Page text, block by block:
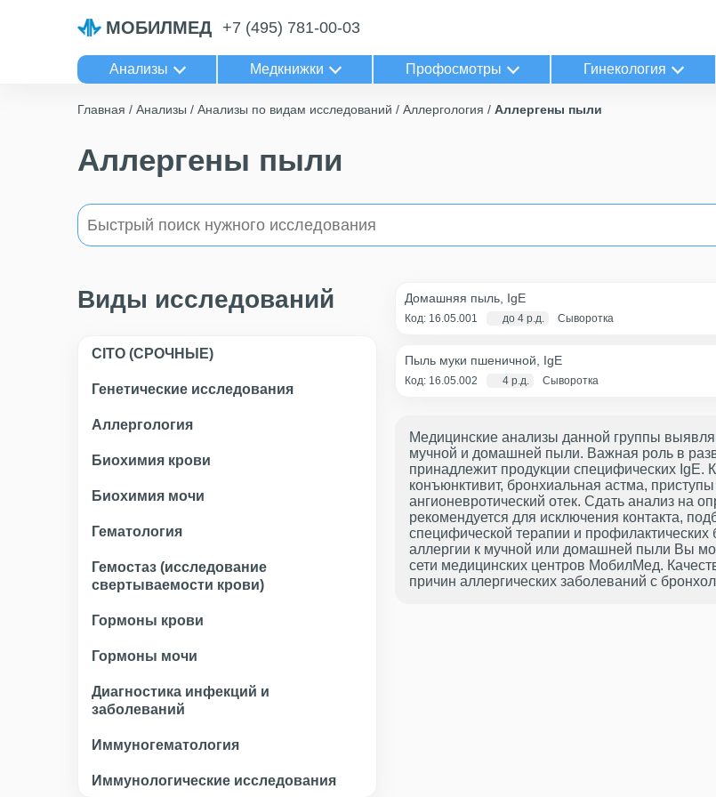
МОБИЛМЕД +7 (495) 781-00-03
Анализы Медкнижки Профосмотры Гинекология
Главная Анализы Анализы по видам исследований Аллергология Аллергены пыли
Аллергены пыли
Виды исследований
CITO (СРОЧНЫЕ)
Генетические исследования
Аллергология
Биохимия крови
Биохимия мочи
Гематология
Гемостаз (исследование
свертываемости крови)
Гормоны крови
Гормоны мочи
Диагностика инфекций и
заболеваний
Иммуногематология
Иммунологические исследования
Домашняя пыль, IgE
Код: 16.05.001 до 4 р.д. Сыворотка
Пыль муки пшеничной, IgE
Код: 16.05.002 4 р.д. Сыворотка
Медицинские анализы данной группы
мучной и домашней пыли. Важная роль в
принадлежит продукции специфических IgE.
конъюнктивит, бронхиальная астма,
ангионевротический отек. Сдать анализ на
рекомендуется для исключения контакта,
специфической терапии и
аллергии к мучной или домашней пыли Вы
сети медицинских центров МобилМед.
причин аллергических заболеваний с